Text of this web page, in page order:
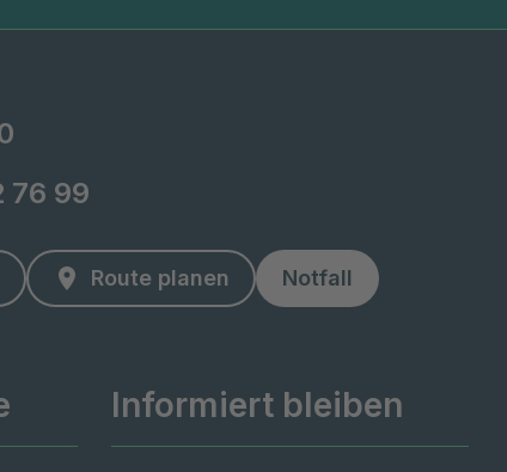
76 99
Route planen Notfall
Informiert bleiben